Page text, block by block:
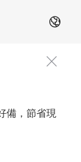
ZH
備，節省現